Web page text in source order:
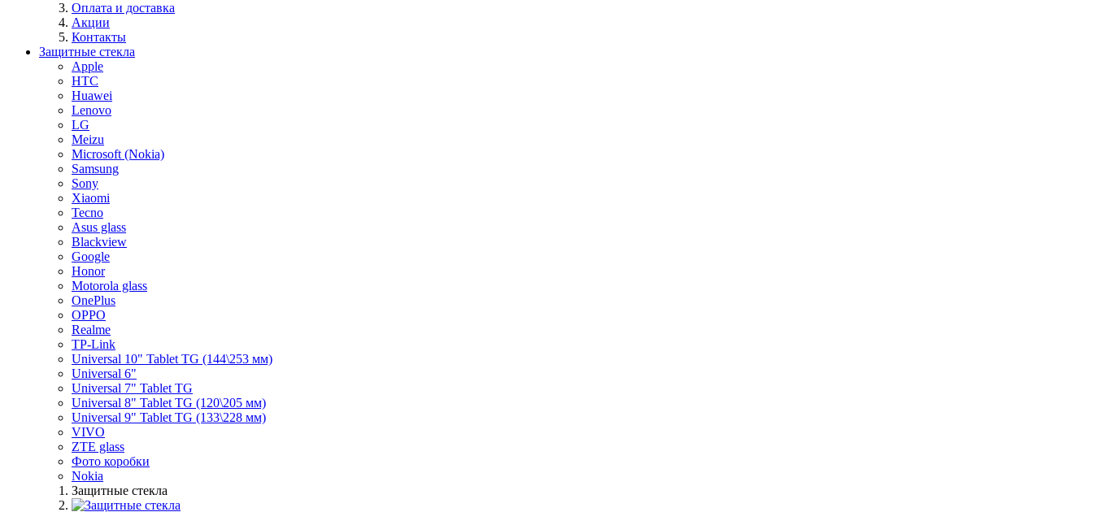
Оплата и доставка
Акции
Контакты
Защитные стекла
Apple
HTC
Huawei
Lenovo
LG
Meizu
Microsoft (Nokia)
Samsung
Sony
Xiaomi
Tecno
Asus glass
Blackview
Google
Honor
Motorola glass
OnePlus
OPPO
Realme
TP-Link
Universal 10" Tablet TG (144\253 мм)
Universal 6"
Universal 7" Tablet TG
Universal 8" Tablet TG (120\205 мм)
Universal 9" Tablet TG (133\228 мм)
VIVO
ZTE glass
Фото коробки
Nokia
Защитные стекла